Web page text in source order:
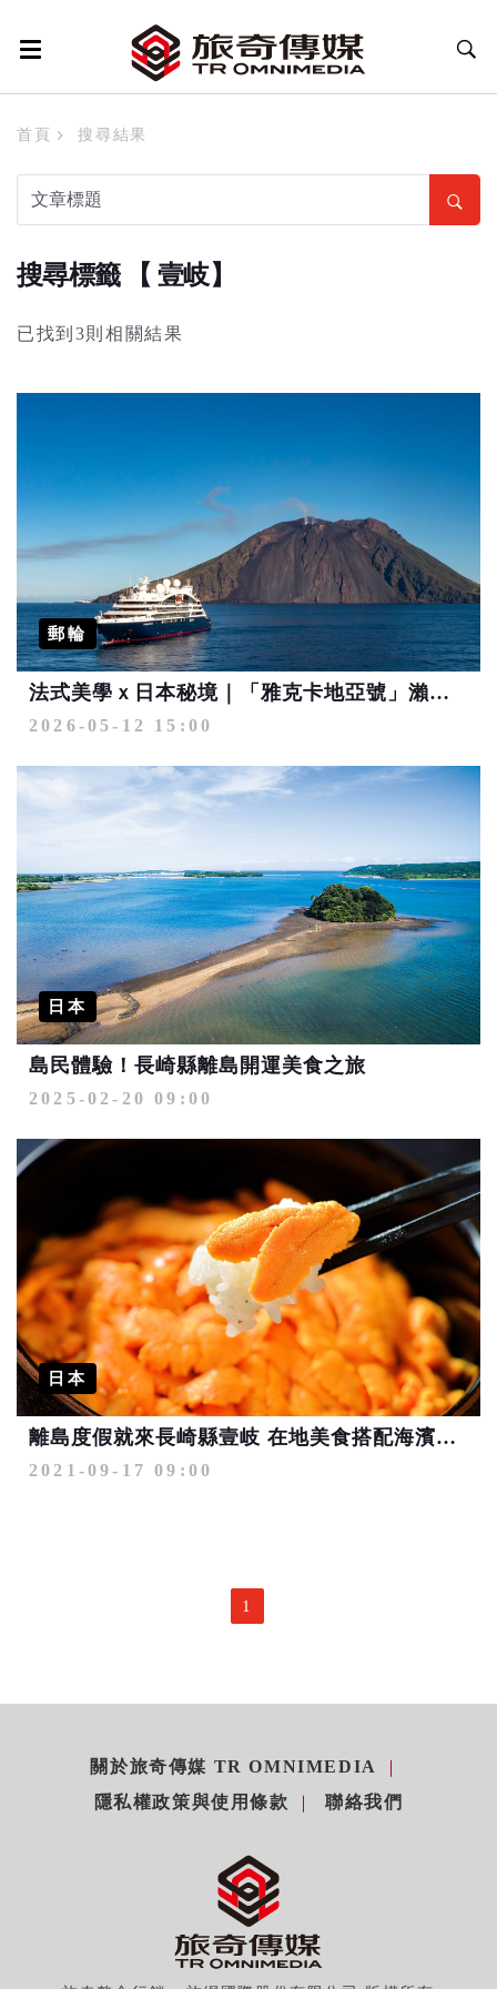
首頁 搜尋結果
搜尋標籤 【 壹岐】
已找到3則相關結果
郵輪
法式美學ｘ日本秘境｜「雅克卡地亞號」瀨戶內、釜山、九州 心發現之旅
2026-05-12 15:00
日本
島民體驗！長崎縣離島開運美食之旅
2025-02-20 09:00
日本
離島度假就來長崎縣壹岐 在地美食搭配海濱豪華露營超愜意
2021-09-17 09:00
1
關於旅奇傳媒 TR OMNIMEDIA
隱私權政策與使用條款
聯絡我們